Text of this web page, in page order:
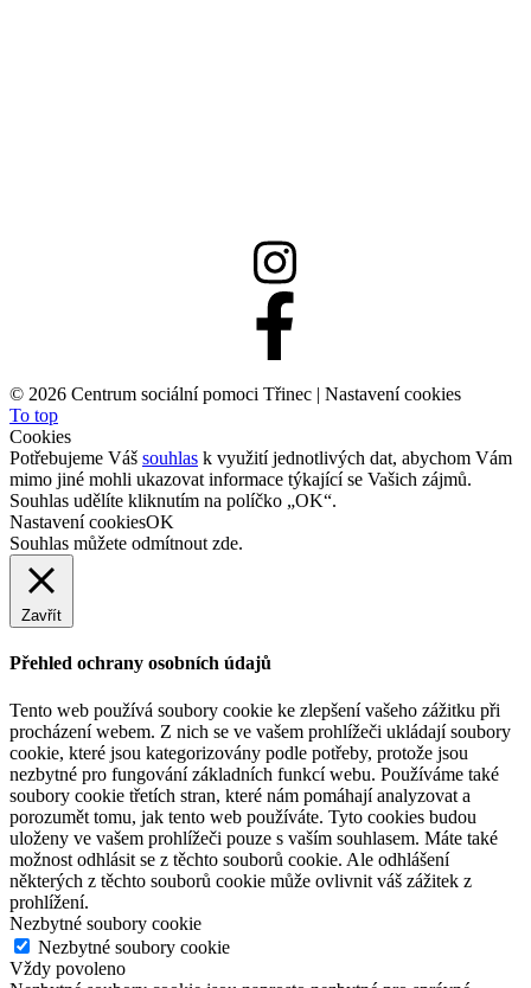
© 2026 Centrum sociální pomoci Třinec | Nastavení cookies
To top
Cookies
Potřebujeme Váš souhlas k využití jednotlivých dat, abychom Vám
mimo jiné mohli ukazovat informace týkající se Vašich zájmů.
Souhlas udělíte kliknutím na políčko „OK“.
Nastavení cookiesOK
Souhlas můžete odmítnout zde.
Zavřít
Přehled ochrany osobních údajů
Tento web používá soubory cookie ke zlepšení vašeho zážitku při
procházení webem. Z nich se ve vašem prohlížeči ukládají soubory
cookie, které jsou kategorizovány podle potřeby, protože jsou
nezbytné pro fungování základních funkcí webu. Používáme také
soubory cookie třetích stran, které nám pomáhají analyzovat a
porozumět tomu, jak tento web používáte. Tyto cookies budou
uloženy ve vašem prohlížeči pouze s vaším souhlasem. Máte také
možnost odhlásit se z těchto souborů cookie. Ale odhlášení
některých z těchto souborů cookie může ovlivnit váš zážitek z
prohlížení.
Nezbytné soubory cookie
Nezbytné soubory cookie
Vždy povoleno